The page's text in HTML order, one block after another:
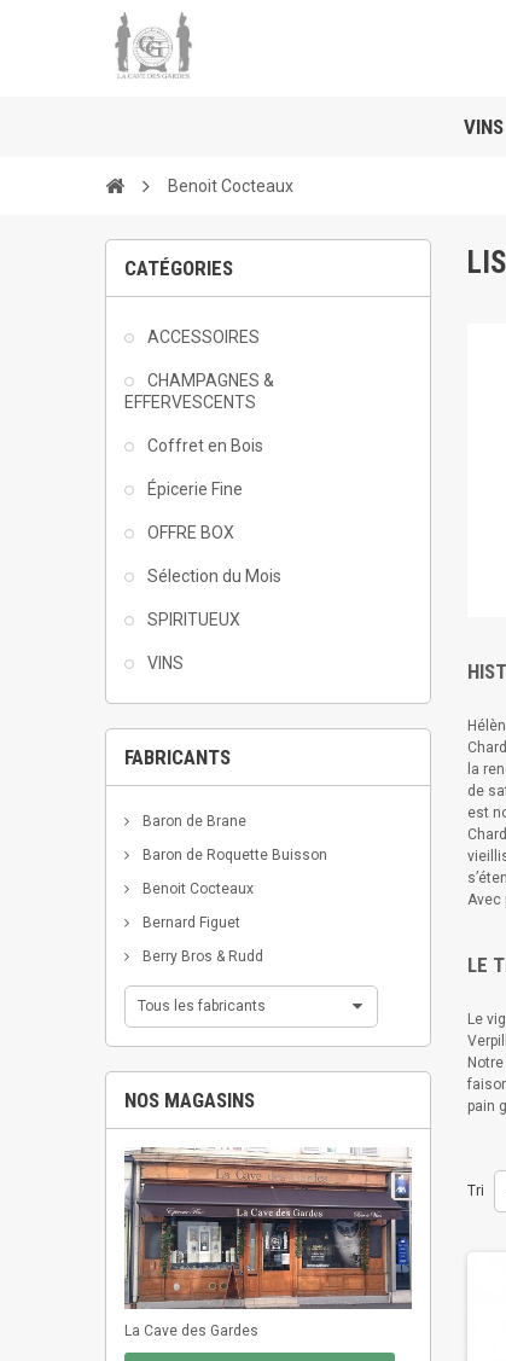
VINS
Benoit Cocteaux
CATÉGORIES
ACCESSOIRES
CHAMPAGNES &
EFFERVESCENTS
Coffret en Bois
Épicerie Fine
OFFRE BOX
Sélection du Mois
SPIRITUEUX
VINS
FABRICANTS
Baron de Brane
Baron de Roquette Buisson
Benoit Cocteaux
Bernard Figuet
Berry Bros & Rudd
Tous les fabricants
NOS MAGASINS
La Cave des Gardes
la
de
est
Avec
LE
Le
pain
Tri